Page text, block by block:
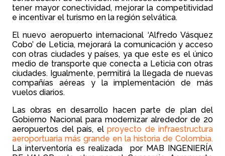
tener mayor conectividad, mejorar la competitividad
e incentivar el turismo en la región selvática.
El nuevo aeropuerto internacional ‘Alfredo Vásquez
Cobo’ de Leticia, mejorará la comunicación y acceso
con otras ciudades y países, ya que este es el único
medio de transporte que conecta a Leticia con otras
ciudades. Igualmente, permitirá la llegada de nuevas
compañías aéreas y la implementación de más
vuelos diarios.
Las obras en desarrollo hacen parte de plan del
Gobierno Nacional para modernizar alrededor de 20
aeropuertos del país, el proyecto de infraestructura
aeroportuaria más grande en la historia de Colombia.
La interventoría es realizada por MAB INGENIERÍA